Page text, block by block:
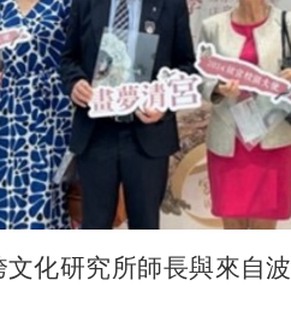
化研究所師長與來自